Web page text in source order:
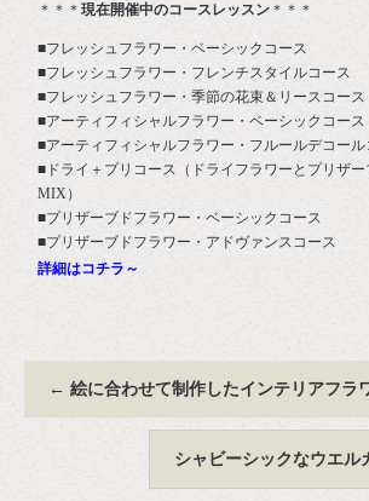
＊＊＊現在開催中のコースレッスン ＊＊＊
■フレッシュフラワー・ベーシックコース
■フレッシュフラワー・フレンチスタイルコース
■フレッシュフラワー・季節の花束＆リースコース
■アーティフィシャルフラワー・ベーシックコース
■アーティフィシャルフラワー・フルールデコール
■ドライ＋プリコース（ドライフラワーとプリザ
MIX）
■プリザーブドフラワー・ベーシックコース
■プリザーブドフラワー・アドヴァンスコース
詳細はコチラ～
← 絵に合わせて制作したインテリアフラ
シャビーシックなウエル